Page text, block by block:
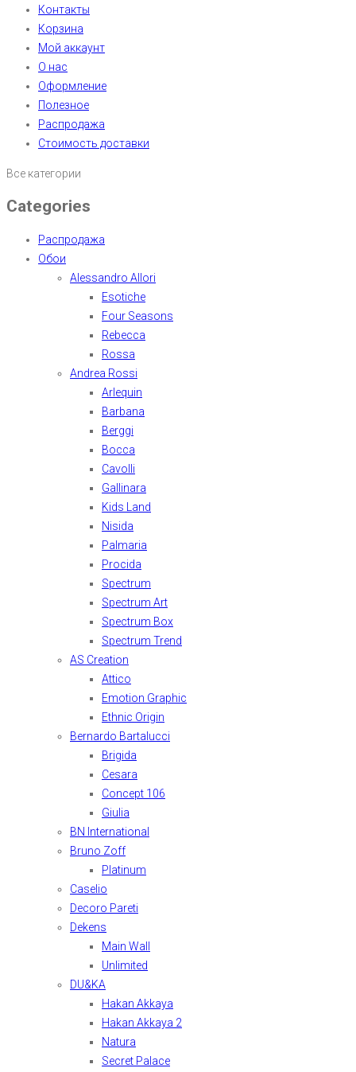
Контакты
Корзина
Мой аккаунт
О нас
Оформление
Полезное
Распродажа
Стоимость доставки
Все категории
Categories
Распродажа
Обои
Alessandro Allori
Esotiche
Four Seasons
Rebecca
Rossa
Andrea Rossi
Arlequin
Barbana
Berggi
Bocca
Cavolli
Gallinara
Kids Land
Nisida
Palmaria
Procida
Spectrum
Spectrum Art
Spectrum Box
Spectrum Trend
AS Creation
Attico
Emotion Graphic
Ethnic Origin
Bernardo Bartalucci
Brigida
Cesara
Concept 106
Giulia
BN International
Bruno Zoff
Platinum
Caselio
Decoro Pareti
Dekens
Main Wall
Unlimited
DU&KA
Hakan Akkaya
Hakan Akkaya 2
Natura
Secret Palace